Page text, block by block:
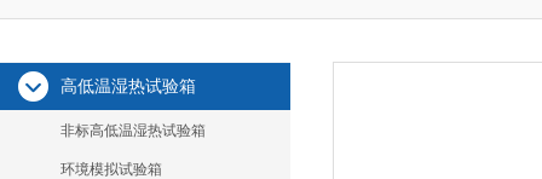
高低温湿热试验箱
非标高低温湿热试验箱
环境模拟试验箱